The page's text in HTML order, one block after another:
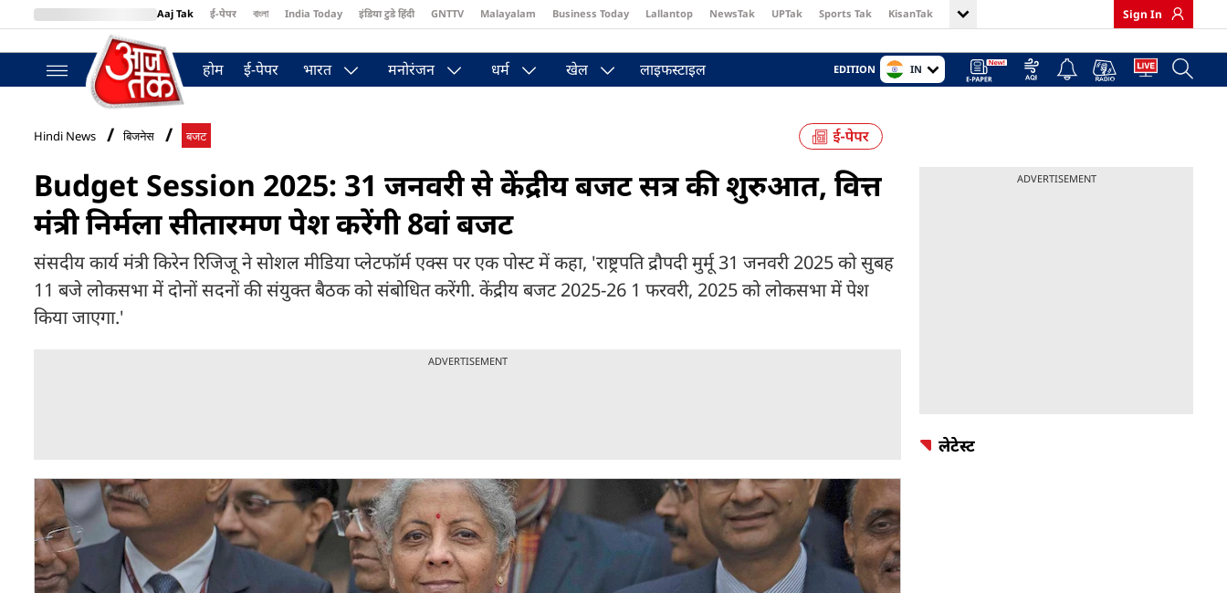
Aaj Tak ई-पेपर বাংলা India Today इंडिया टुडे हिंदी GNTTV Malayalam Business Today Lallantop NewsTak UPTak Sports Tak KisanTak
BT Bazaar
Sign In
होम ई-पेपर भारत मनोरंजन धर्म खेल लाइफस्टाइल EDITION IN
Hindi News बिजनेस बजट
Budget Session 2025: 31 जनवरी से केंद्रीय बजट सत्र की शुरुआत, वित्त
मंत्री निर्मला सीतारमण पेश करेंगी 8वां बजट
संसदीय कार्य मंत्री किरेन रिजिजू ने सोशल मीडिया प्‍लेटफॉर्म एक्स पर एक पोस्ट में कहा, 'राष्ट्रपति द्रौपदी मुर्मू 31 जनवरी 2025 को सुबह
11 बजे लोकसभा में दोनों सदनों की संयुक्त बैठक को संबोधित करेंगी. केंद्रीय बजट 2025-26 1 फरवरी, 2025 को लोकसभा में पेश
किया जाएगा.'
ADVERTISEMENT
ADVERTISEMENT
लेटेस्ट